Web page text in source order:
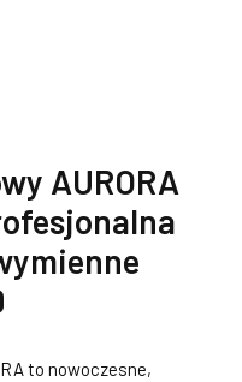
AURORA
to nowoczesne,